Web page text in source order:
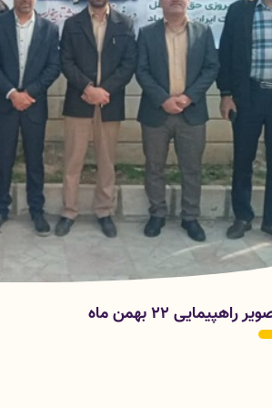
راهپیمایی 22 بهمن ماه